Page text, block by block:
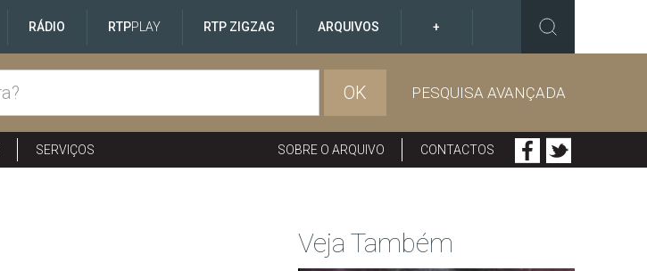
RÁDIO RTPPLAY RTP ZIGZAG ARQUIVOS +
OK PESQUISA AVANÇADA
SERVIÇOS SOBRE O ARQUIVO CONTACTOS
Veja Também